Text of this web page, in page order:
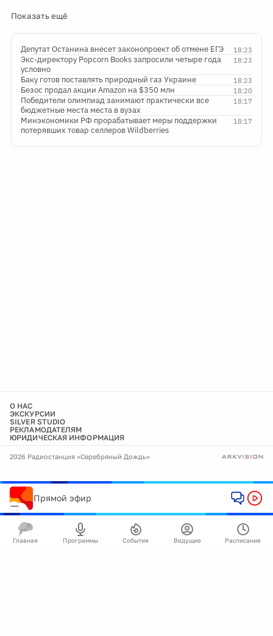
Показать ещё
18:23
Депутат Останина внесет законопроект об отмене ЕГЭ
18:23
Экс-директору Popcorn Books запросили четыре года
условно
18:23
Баку готов поставлять природный газ Украине
18:20
Безос продал акции Amazon на $350 млн
18:17
Победители олимпиад занимают практически все
бюджетные места места в вузах
18:17
Минэкономики РФ прорабатывает меры поддержки
потерявших товар селлеров Wildberries
О НАС
ЭКСКУРСИИ
SILVER STUDIO
РЕКЛАМОДАТЕЛЯМ
ЮРИДИЧЕСКАЯ ИНФОРМАЦИЯ
2026 Радиостанция «Серебряный Дождь»
Прямой эфир
Главная Программы События Ведущие Расписание